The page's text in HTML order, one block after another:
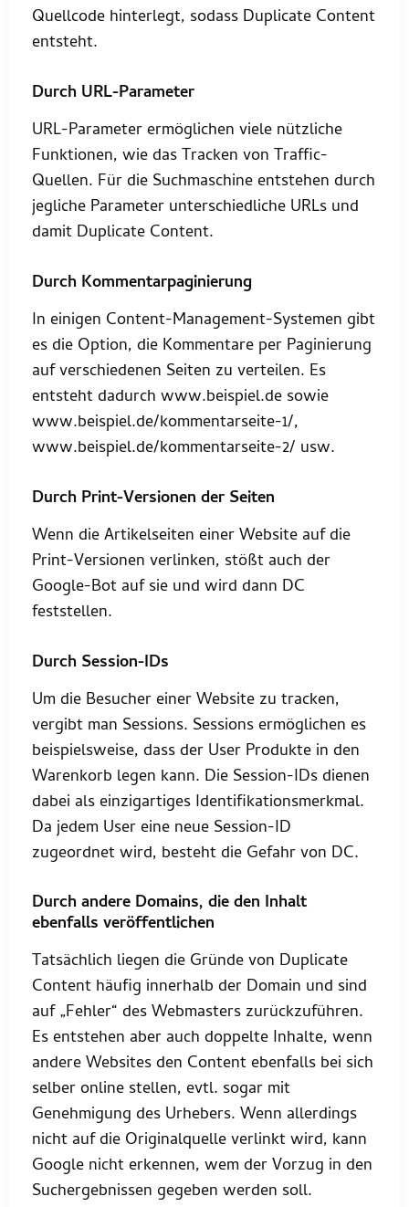
Quellcode hinterlegt, sodass Duplicate Content
entsteht.
Durch URL-Parameter
URL-Parameter ermöglichen viele nützliche
Funktionen, wie das Tracken von Traffic-
Quellen. Für die Suchmaschine entstehen durch
jegliche Parameter unterschiedliche URLs und
damit Duplicate Content.
Durch Kommentarpaginierung
In einigen Content-Management-Systemen gibt
es die Option, die Kommentare per Paginierung
auf verschiedenen Seiten zu verteilen. Es
entsteht dadurch www.beispiel.de sowie
www.beispiel.de/kommentarseite-1/,
www.beispiel.de/kommentarseite-2/ usw.
Durch Print-Versionen der Seiten
Wenn die Artikelseiten einer Website auf die
Print-Versionen verlinken, stößt auch der
Google-Bot auf sie und wird dann DC
feststellen.
Durch Session-IDs
Um die Besucher einer Website zu tracken,
vergibt man Sessions. Sessions ermöglichen es
beispielsweise, dass der User Produkte in den
Warenkorb legen kann. Die Session-IDs dienen
dabei als einzigartiges Identifikationsmerkmal.
Da jedem User eine neue Session-ID
zugeordnet wird, besteht die Gefahr von DC.
Durch andere Domains, die den Inhalt
ebenfalls veröffentlichen
Tatsächlich liegen die Gründe von Duplicate
Content häufig innerhalb der Domain und sind
auf „Fehler“ des Webmasters zurückzuführen.
Es entstehen aber auch doppelte Inhalte, wenn
andere Websites den Content ebenfalls bei sich
selber online stellen, evtl. sogar mit
Genehmigung des Urhebers. Wenn allerdings
nicht auf die Originalquelle verlinkt wird, kann
Google nicht erkennen, wem der Vorzug in den
Suchergebnissen gegeben werden soll.